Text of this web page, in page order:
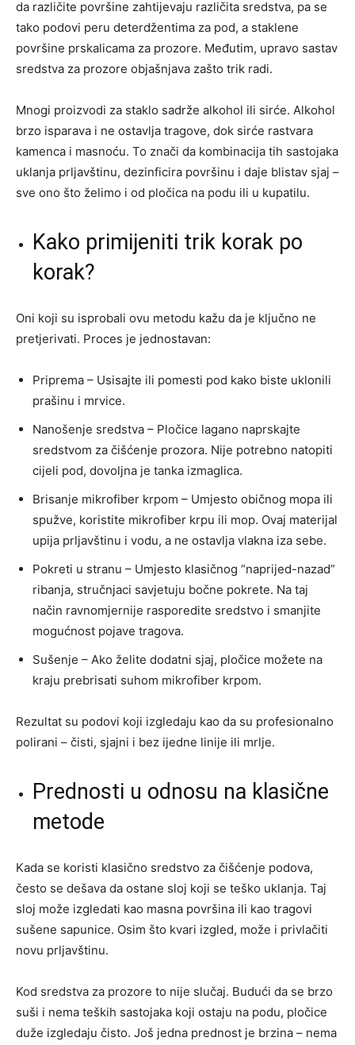
da različite površine zahtijevaju različita sredstva, pa se
tako podovi peru deterdžentima za pod, a staklene
površine prskalicama za prozore. Međutim, upravo sastav
sredstva za prozore objašnjava zašto trik radi.
Mnogi proizvodi za staklo sadrže alkohol ili sirće. Alkohol
brzo isparava i ne ostavlja tragove, dok sirće rastvara
kamenca i masnoću. To znači da kombinacija tih sastojaka
uklanja prljavštinu, dezinficira površinu i daje blistav sjaj –
sve ono što želimo i od pločica na podu ili u kupatilu.
Kako primijeniti trik korak po
korak?
Oni koji su isprobali ovu metodu kažu da je ključno ne
pretjerivati. Proces je jednostavan:
Priprema – Usisajte ili pomesti pod kako biste uklonili
prašinu i mrvice.
Nanošenje sredstva – Pločice lagano naprskajte
sredstvom za čišćenje prozora. Nije potrebno natopiti
cijeli pod, dovoljna je tanka izmaglica.
Brisanje mikrofiber krpom – Umjesto običnog mopa ili
spužve, koristite mikrofiber krpu ili mop. Ovaj materijal
upija prljavštinu i vodu, a ne ostavlja vlakna iza sebe.
Pokreti u stranu – Umjesto klasičnog “naprijed-nazad”
ribanja, stručnjaci savjetuju bočne pokrete. Na taj
način ravnomjernije rasporedite sredstvo i smanjite
mogućnost pojave tragova.
Sušenje – Ako želite dodatni sjaj, pločice možete na
kraju prebrisati suhom mikrofiber krpom.
Rezultat su podovi koji izgledaju kao da su profesionalno
polirani – čisti, sjajni i bez ijedne linije ili mrlje.
Prednosti u odnosu na klasične
metode
Kada se koristi klasično sredstvo za čišćenje podova,
često se dešava da ostane sloj koji se teško uklanja. Taj
sloj može izgledati kao masna površina ili kao tragovi
sušene sapunice. Osim što kvari izgled, može i privlačiti
novu prljavštinu.
Kod sredstva za prozore to nije slučaj. Budući da se brzo
suši i nema teških sastojaka koji ostaju na podu, pločice
duže izgledaju čisto. Još jedna prednost je brzina – nema